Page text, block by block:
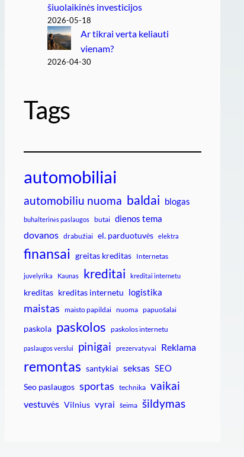
šiuolaikinės investicijos
2026-05-18
Ar tikrai verta keliauti
vienam?
2026-04-30
Tags
automobiliai
automobiliu nuoma baldai blogas
buhalterinės paslaugos butai dienos tema
dovanos drabužiai el. parduotuvės elektra
finansai greitas kreditas Internetas
juvelyrika Kaunas kreditai kreditai internetu
kreditas kreditas internetu logistika
maistas maisto papildai nuoma papuošalai
paskola paskolos paskolos internetu
paslaugos verslui pinigai prezervatyvai Reklama
remontas santykiai seksas SEO
Seo paslaugos sportas technika vaikai
vestuvės Vilnius vyrai šeima šildymas